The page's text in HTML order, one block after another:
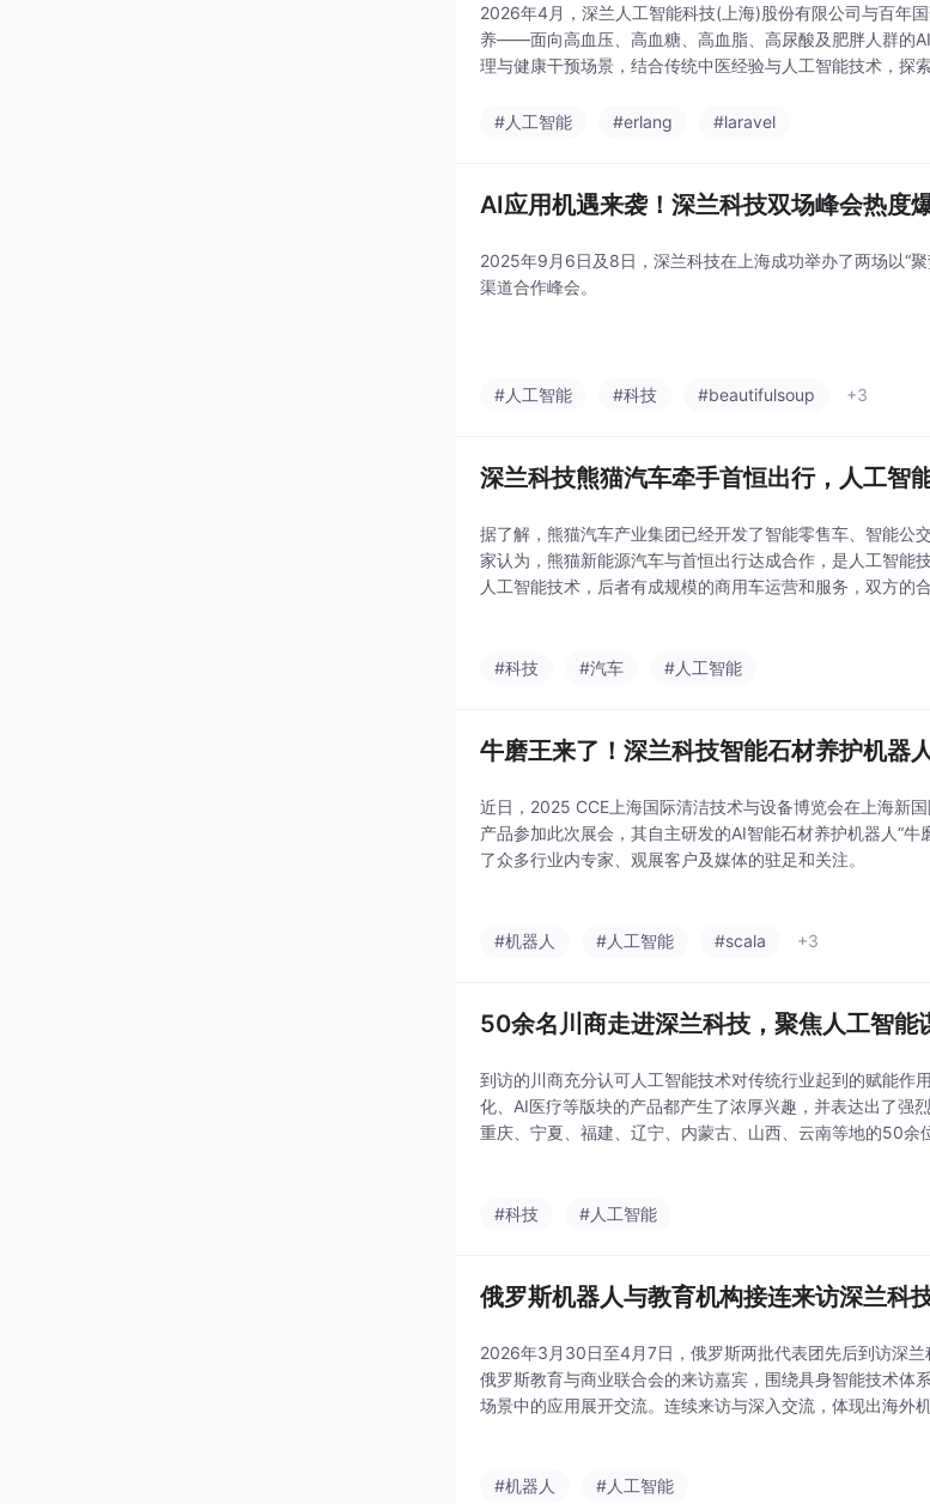
2026年4月，深兰人工智能科技(上海)股份有限公司与百年
养——面向高血压、高血糖、高血脂、高尿酸及肥胖人群的
理与健康干预场景，结合传统中医经验与人工智能技术，探
#人工智能 #erlang #laravel
AI应用机遇来袭！深兰科技双场峰会热度
2025年9月6日及8日，深兰科技在上海成功举办了两场以“
渠道合作峰会。
#人工智能 #科技 #beautifulsoup +3
深兰科技熊猫汽车牵手首恒出行，人工智
据了解，熊猫汽车产业集团已经开发了智能零售车、智能公
家认为，熊猫新能源汽车与首恒出行达成合作，是人工智能
人工智能技术，后者有成规模的商用车运营和服务，双方的
#科技
#汽车 #人工智能
牛磨王来了！深兰科技智能石材养护机器
近日，2025 CCE上海国际清洁技术与设备博览会在上海新
产品参加此次展会，其自主研发的AI智能石材养护机器人“牛
了众多行业内专家、观展客户及媒体的驻足和关注。
#机器人 #人工智能 #scala +3
50余名川商走进深兰科技，聚焦人工智能
到访的川商充分认可人工智能技术对传统行业起到的赋能作
化、AI医疗等版块的产品都产生了浓厚兴趣，并表达出了强
重庆、宁夏、福建、辽宁、内蒙古、山西、云南等地的50余
#科技
#人工智能
俄罗斯机器人与教育机构接连来访深兰科
2026年3月30日至4月7日，俄罗斯两批代表团先后到访深
俄罗斯教育与商业联合会的来访嘉宾，围绕具身智能技术体
场景中的应用展开交流。连续来访与深入交流，体现出海外
#机器人 #人工智能